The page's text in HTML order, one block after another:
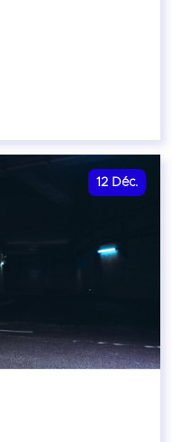
12 Déc.